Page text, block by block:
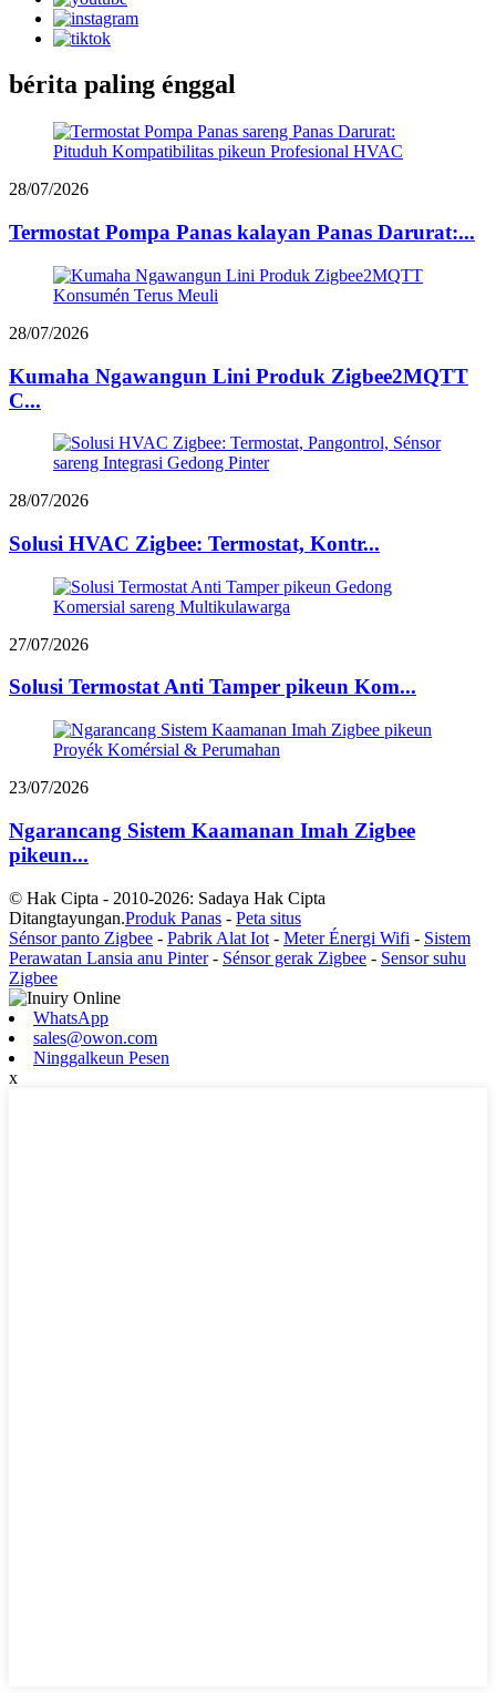
bérita paling énggal
28/07/2026
Termostat Pompa Panas kalayan Panas Darurat:...
28/07/2026
Kumaha Ngawangun Lini Produk Zigbee2MQTT
C...
28/07/2026
Solusi HVAC Zigbee: Termostat, Kontr...
27/07/2026
Solusi Termostat Anti Tamper pikeun Kom...
23/07/2026
Ngarancang Sistem Kaamanan Imah Zigbee
pikeun...
© Hak Cipta - 2010-2026: Sadaya Hak Cipta
Ditangtayungan.Produk Panas - Peta situs
Sénsor panto Zigbee - Pabrik Alat Iot - Meter Énergi Wifi - Sistem
Perawatan Lansia anu Pinter- Sénsor gerak Zigbee - Sensor suhu
Zigbee
WhatsApp
sales@owon.com
Ninggalkeun Pesen
x